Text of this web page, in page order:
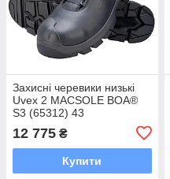
Захисні черевики низькі
Uvex 2 MACSOLE BOA®
S3 (65312) 43
12 775 ₴
Купити